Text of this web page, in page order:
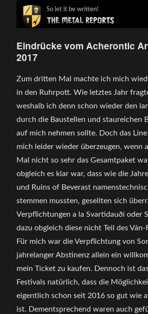
So let it be written!
Eindrücke vom Acherontic
2017
Zum dritten Mal machte ich mich
in den Ruhrpott. Wie letztes Jahr
weshalb ich denn schon wieder den
durch die Baustellen und staureichen
auf mich nehmen sollte. Doch das
mich leider wieder überzeugen, wenn
Mal nicht so sehr das Gesamtpaket
obgleich es klar war, dass wie die
und Ruins of Beverast
stemmen mussten, gesellten sich
Verpflichtungen a la Svartidauði oder
dazu obgleich diese nicht Teil des Ván-
Für mich war die Verpflichtung von
jahrelanger Abstinenz allein ein
mein Ticket zu kaufen. Dennoch ist
Festivals natürlich, dass die
eigentlich schon seit 2016 so gut wie
ist. Dementsprechend waren auch